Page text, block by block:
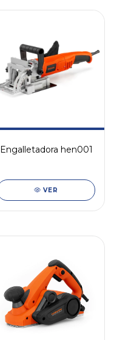
Engalletadora hen001
VER